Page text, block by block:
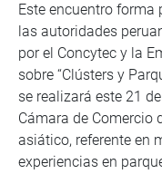
Este encuentro forma
las autoridades
por el Concytec y la
sobre “Clústers y
se realizará este 21
Cámara de Comercio
asiático, referente en
experiencias en